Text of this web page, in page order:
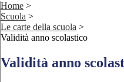
Home >
Scuola >
Le carte della scuola >
Validità anno scolastico
Validità anno